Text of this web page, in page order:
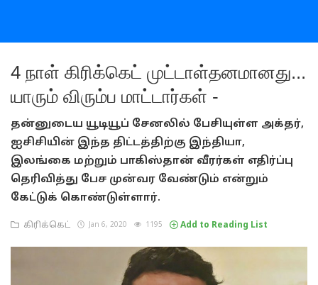
4 நாள் கிரிக்கெட் முட்டாள்தனமானது...
யாரும் விரும்ப மாட்டார்கள் -
தன்னுடைய யூடியூப் சேனலில் பேசியுள்ள அக்தர்,
ஐசிசியின் இந்த திட்டத்திற்கு இந்தியா,
இலங்கை மற்றும் பாகிஸ்தான் வீரர்கள் எதிர்ப்பு
தெரிவித்து பேச முன்வர வேண்டும் என்றும்
கேட்டுக் கொண்டுள்ளார்.
கிரிக்கெட் Jan 6, 2020 1195 Add to Reading List